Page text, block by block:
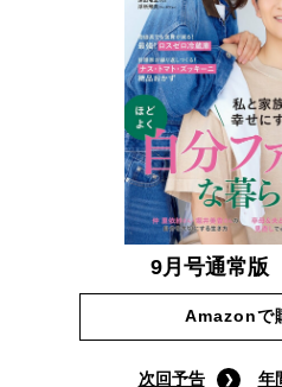
9月号通常版
Amazonで
次回予告
年